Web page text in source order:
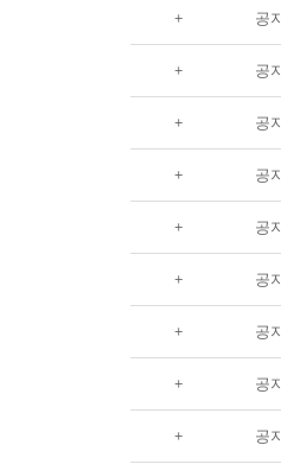
+ 공
+ 공
+ 공
+ 공
+ 공
+ 공
+ 공
+ 공
+ 공